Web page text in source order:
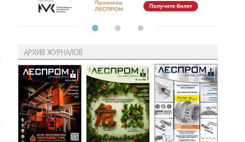
АРХИВ ЖУРНАЛОВ